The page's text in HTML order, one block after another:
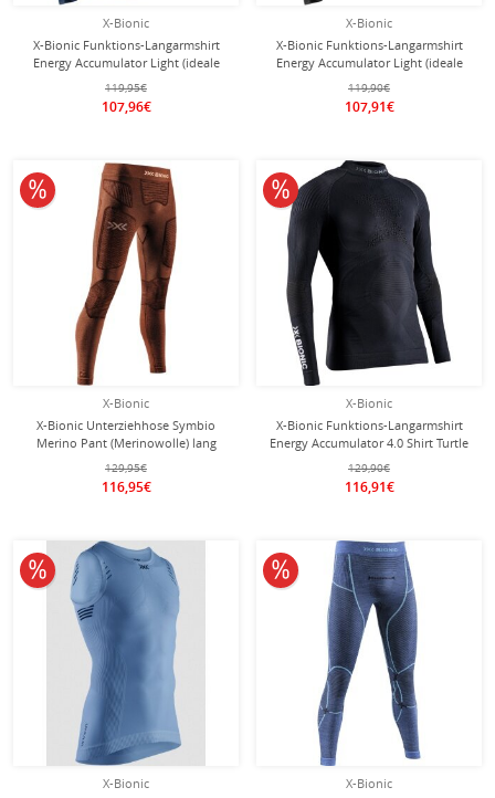
X-Bionic
X-Bionic Funktions-Langarmshirt
Energy Accumulator Light (ideale
Thermoregulation) Unterwäsche
marineblau/orange Herren
119,95€
107,96€
X-Bionic
X-Bionic Funktions-Langarmshirt
Energy Accumulator Light (ideale
Thermoregulation) Unterwäsche
schwarz/grau Herren
119,90€
107,91€
X-Bionic
X-Bionic Unterziehhose Symbio
Merino Pant (Merinowolle) lang
Unterwäsche braun Herren
129,95€
116,95€
10% reduziert
X-Bionic
X-Bionic Funktions-Langarmshirt
Energy Accumulator 4.0 Shirt Turtle
Neck 2023 schwarz Herren
129,90€
116,91€
10% reduziert
X-Bionic
10% reduziert
X-Bionic
10% reduziert